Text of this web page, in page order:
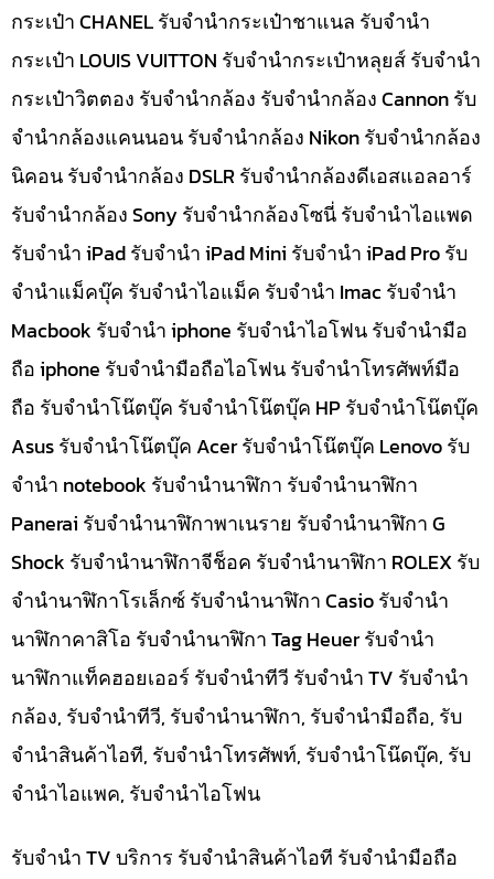
กระเป๋า CHANEL รับจำนำกระเป๋าชาแนล รับจำนำ
กระเป๋า LOUIS VUITTON รับจำนำกระเป๋าหลุยส์ รับจำนำ
กระเป๋าวิตตอง รับจำนำกล้อง รับจำนำกล้อง Cannon รับ
จำนำกล้องแคนนอน รับจำนำกล้อง Nikon รับจำนำกล้อง
นิคอน รับจำนำกล้อง DSLR รับจำนำกล้องดีเอสแอลอาร์
รับจำนำกล้อง Sony รับจำนำกล้องโซนี่ รับจำนำไอแพด
รับจำนำ iPad รับจำนำ iPad Mini รับจำนำ iPad Pro รับ
จำนำแม็คบุ๊ค รับจำนำไอแม็ค รับจำนำ Imac รับจำนำ
Macbook รับจำนำ iphone รับจำนำไอโฟน รับจำนำมือ
ถือ iphone รับจำนำมือถือไอโฟน รับจำนำโทรศัพท์มือ
ถือ รับจำนำโน๊ตบุ๊ค รับจำนำโน๊ตบุ๊ค HP รับจำนำโน๊ตบุ๊ค
Asus รับจำนำโน๊ตบุ๊ค Acer รับจำนำโน๊ตบุ๊ค Lenovo รับ
จำนำ notebook รับจำนำนาฬิกา รับจำนำนาฬิกา
Panerai รับจำนำนาฬิกาพาเนราย รับจำนำนาฬิกา G
Shock รับจำนำนาฬิกาจีช็อค รับจำนำนาฬิกา ROLEX รับ
จำนำนาฬิกาโรเล็กซ์ รับจำนำนาฬิกา Casio รับจำนำ
นาฬิกาคาสิโอ รับจำนำนาฬิกา Tag Heuer รับจำนำ
นาฬิกาแท็คฮอยเออร์ รับจำนำทีวี รับจำนำ TV รับจำนำ
กล้อง, รับจำนำทีวี, รับจำนำนาฬิกา, รับจำนำมือถือ, รับ
จำนำสินค้าไอที, รับจำนำโทรศัพท์, รับจำนำโน๊ดบุ๊ค, รับ
จำนำไอแพค, รับจำนำไอโฟน
รับจำนำ TV บริการ รับจำนำสินค้าไอที รับจำนำมือถือ